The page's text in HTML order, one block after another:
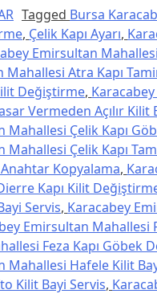
Tagged Bursa
, Çelik Kapı Ayarı,
Emirsultan
Atra Kapı
Değiştirme,
Vermeden Açılır Kilit
Mahallesi Çelik Kapı
Çelik Kapı
Kopyalama,
Kapı Kilit
Servis, Karacabey
Emirsultan Mahallesi
Feza Kapı Göbek
Mahallesi Hafele Kilit
Kilit Bayi Servis,